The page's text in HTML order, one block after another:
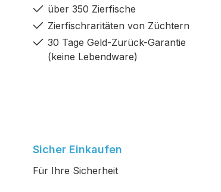
über 350 Zierfische
Zierfischraritäten von Züchtern
30 Tage Geld-Zurück-Garantie
(keine Lebendware)
Sicher Einkaufen
Für Ihre Sicherheit